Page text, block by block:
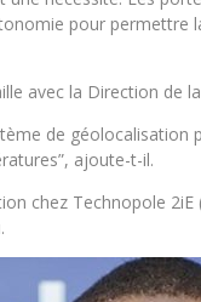
pour
avec la Direction de
de
ajoute-t-il.
chez Technopole 2iE